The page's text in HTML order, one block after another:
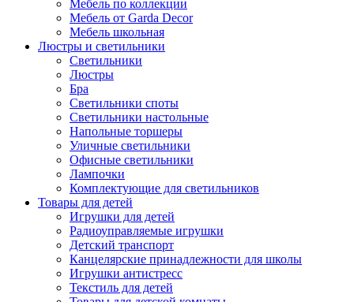
Мебель по коллекции
Мебель от Garda Decor
Мебель школьная
Люстры и светильники
Светильники
Люстры
Бра
Светильники споты
Светильники настольные
Напольные торшеры
Уличные светильники
Офисные светильники
Лампочки
Комплектующие для светильников
Товары для детей
Игрушки для детей
Радиоуправляемые игрушки
Детский транспорт
Канцелярские принадлежности для школы
Игрушки антистресс
Текстиль для детей